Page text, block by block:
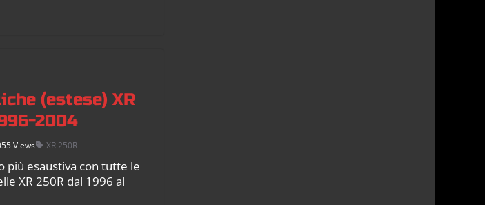
(estese) XR
2004
Views XR 250R
più esaustiva con tutte le
XR 250R dal 1996 al